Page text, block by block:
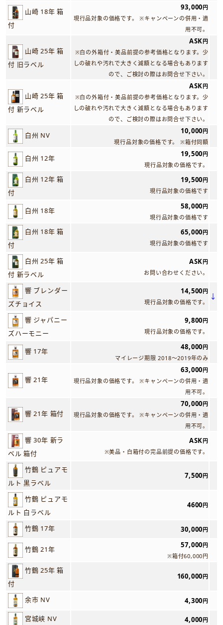
山崎 18年 箱
付
93,000円
現行品対象の価格です。 ※キャンペーンの併用・適
用不可。
山崎 25年 箱
付 旧ラベル
ASK円
※白の外箱付・美品前提の参考価格となります。少
しの破れや汚れで大きく減額となる場合もあります
ので、ご検討の際はお問合せ下さい。
山崎 25年 箱
付 新ラベル
ASK円
※白の外箱付・美品前提の参考価格となります。少
しの破れや汚れで大きく減額となる場合もあります
ので、ご検討の際はお問合せ下さい。
白州 NV
10,000円
現行品対象の価格です。 ※箱付同額
白州 12年
19,500円
現行品対象の価格です。
白州 12年 箱
付
19,500円
現行品対象の価格です
白州 18年
58,000円
現行品対象の価格です
白州 18年 箱
付
65,000円
現行品対象の価格です
白州 25年 箱
付 新ラベル
ASK円
お問い合わせください。
響 ブレンダー
ズチョイス
14,500円
現行品対象の価格です。
↓
響 ジャパニー
ズハーモニー
9,800円
現行品対象の価格です。
響 17年
48,000円
マイレージ期限 2018～2019年のみ
響 21年
63,000円
現行品対象の価格です。 ※キャンペーンの併用・適
用不可。
響 21年 箱付
70,000円
現行品対象の価格です。 ※キャンペーンの併用・適
用不可。
響 30年 新ラ
ベル 箱付
ASK円
※美品・白箱付の完品前提の価格です。
竹鶴 ピュアモ
ルト 黒ラベル
7,500円
竹鶴 ピュアモ
ルト 白ラベル
4600円
竹鶴 17年 30,000円
竹鶴 21年
57,000円
※箱付60,000円
竹鶴 25年 箱
付
160,000円
余市 NV 4,300円
宮城峡 NV 4,000円